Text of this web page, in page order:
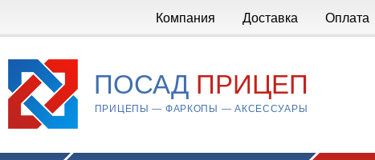
Компания Доставка Оплата
ПОСАД ПРИЦЕП
ПРИЦЕПЫ — ФАРКОПЫ — АКСЕССУАРЫ